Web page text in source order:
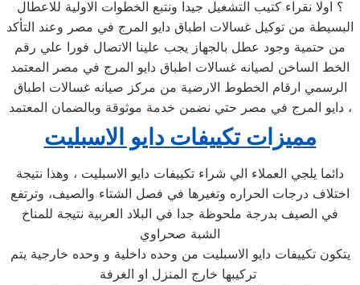
؟ اولا نقراء كتيب التشغيل جيدا ونتبع الخطوات الاولية للاعطال
البسيطة من توكيل غسالات اطباق دايو المرج في مصر وعند التأكد
من حتمية وجود عطل بالجهاز يجب علينا الاتصال فورا علي رقم
الخط الساخن لصيانه غسالات اطباق دايو المرج في مصر المعتمد
الرسمي ارقام الخطوط الارضية من مركز صيانه غسالات اطباق
دايو المرج في مصر حتي نضمن خدمة موثوقة وبالضمان المعتمد ،
مميزات تكييفات دايو الاسبليت
دائما يلجي العملاء الي شراء تكييفات دايو الاسبليت ، وهذا نتيجة
اختلاف درجات الحراره وتغيرها في فصل الشتاء والصيف، وترتفع
في الصيف بدرجة ملحوظة جدا في البلاد العربية نتيجة للمناخ
الشبة صحراوي
يتكون تكييفات دايو الاسبليت من وحده داخلية و وحده خارجية يتم